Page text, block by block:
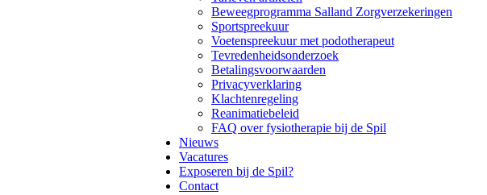
Beweegprogramma Salland Zorgverzekeringen
Sportspreekuur
Voetenspreekuur met podotherapeut
Tevredenheidsonderzoek
Betalingsvoorwaarden
Privacyverklaring
Klachtenregeling
Reanimatiebeleid
FAQ over fysiotherapie bij de Spil
Nieuws
Vacatures
Exposeren bij de Spil?
Contact